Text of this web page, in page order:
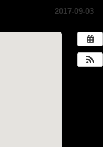
2017-09-03